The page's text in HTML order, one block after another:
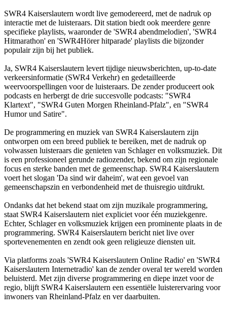
SWR4 Kaiserslautern wordt live gemodereerd, met de nadruk op
interactie met de luisteraars. Dit station biedt ook meerdere genre
specifieke playlists, waaronder de 'SWR4 abendmelodien', 'SWR4
Hitmarathon' en 'SWR4Hörer hitparade' playlists die bijzonder
populair zijn bij het publiek.
Ja, SWR4 Kaiserslautern levert tijdige nieuwsberichten, up-to-date
verkeersinformatie (SWR4 Verkehr) en gedetailleerde
weervoorspellingen voor de luisteraars. De zender produceert ook
podcasts en herbergt de drie succesvolle podcasts: "SWR4
Klartext", "SWR4 Guten Morgen Rheinland-Pfalz", en "SWR4
Humor und Satire".
De programmering en muziek van SWR4 Kaiserslautern zijn
ontworpen om een breed publiek te bereiken, met de nadruk op
volwassen luisteraars die genieten van Schlager en volksmuziek. Dit
is een professioneel gerunde radiozender, bekend om zijn regionale
focus en sterke banden met de gemeenschap. SWR4 Kaiserslautern
voert het slogan 'Da sind wir daheim', wat een gevoel van
gemeenschapszin en verbondenheid met de thuisregio uitdrukt.
Ondanks dat het bekend staat om zijn muzikale programmering,
staat SWR4 Kaiserslautern niet expliciet voor één muziekgenre.
Echter, Schlager en volksmuziek krijgen een prominente plaats in de
programmering. SWR4 Kaiserslautern bericht niet live over
sportevenementen en zendt ook geen religieuze diensten uit.
Via platforms zoals 'SWR4 Kaiserslautern Online Radio' en 'SWR4
Kaiserslautern Internetradio' kan de zender overal ter wereld worden
beluisterd. Met zijn diverse programmering en diepe inzet voor de
regio, blijft SWR4 Kaiserslautern een essentiële luisterervaring voor
inwoners van Rheinland-Pfalz en ver daarbuiten.